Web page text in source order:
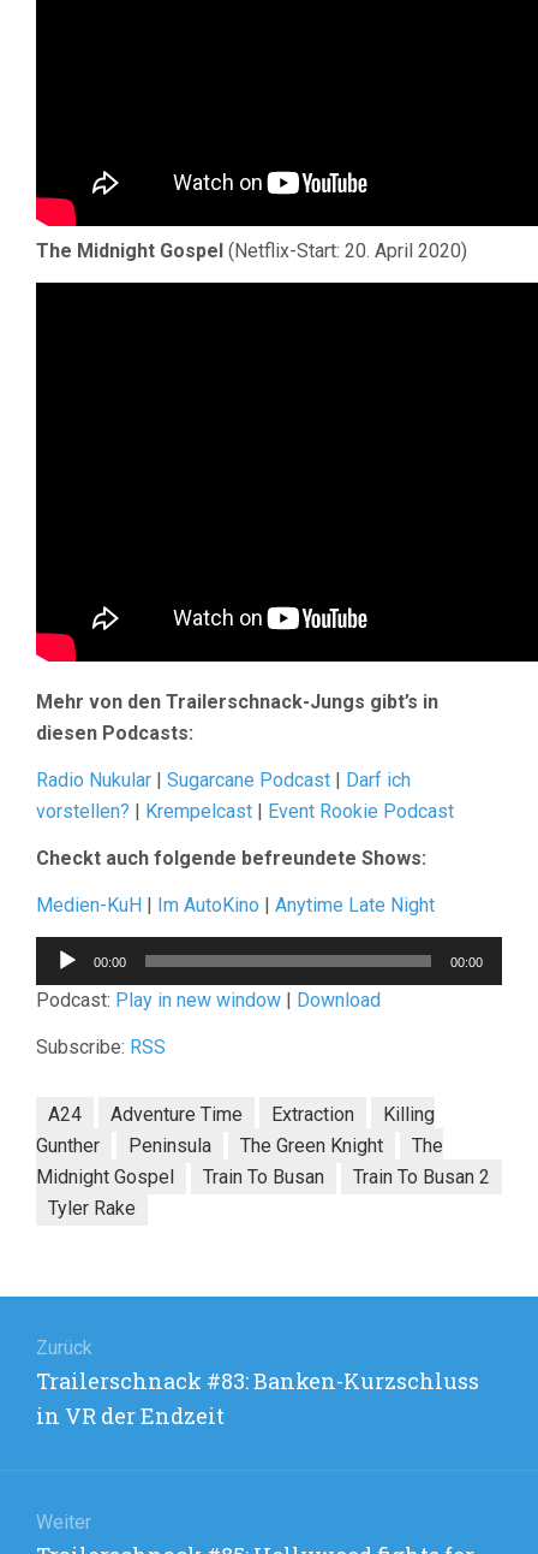
The Midnight Gospel (Netflix-Start: 20. April 2020)
Mehr von den Trailerschnack-Jungs gibt’s in
diesen Podcasts:
Radio Nukular | Sugarcane Podcast | Darf ich
vorstellen? | Krempelcast | Event Rookie Podcast
Checkt auch folgende befreundete Shows:
Medien-KuH | Im AutoKino | Anytime Late Night
Audio-
Player
00:00 00:00
Podcast: Play in new window | Download
Subscribe: RSS
A24 Adventure Time Extraction
Killing
Gunther
Peninsula The Green Knight
The
Midnight Gospel
Train To Busan
Train To Busan 2
Tyler Rake
Zurück
Vorheriger
Beitrag:
Trailerschnack #83: Banken-Kurzschluss
in VR der Endzeit
Weiter